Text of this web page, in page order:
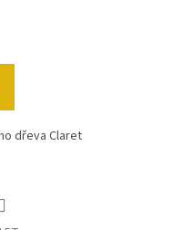
dřeva Claret